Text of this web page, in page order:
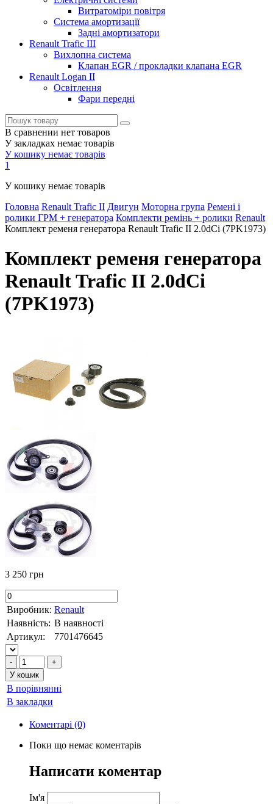
Витратоміри повітря
Система амортизації
Задні амортизатори
Renault Trafic III
Вихлопна система
Клапан EGR / прокладки клапана EGR
Renault Logan II
Освітлення
Фари передні
В сравнении нет товаров
У закладках немає товарів
У кошику немає товарів
1
У кошику немає товарів
Головна Renault Trafic II Двигун Моторна група Ремені і
ролики ГРМ + генератора Комплекти ремінь + ролики Renault
Комплект ременя генератора Renault Trafic II 2.0dCi (7PK1973)
Комплект ременя генератора
Renault Trafic II 2.0dCi
(7PK1973)
3 250 грн
Виробник: Renault
Наявність: В наявності
Артикул:
7701476645
В порівнянні
В закладки
Коментарі (0)
Поки що немає коментарів
Написати коментар
Ім'я